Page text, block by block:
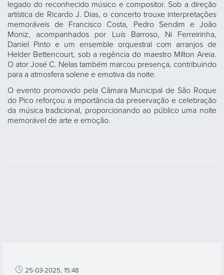
legado do reconhecido músico e compositor. Sob a direção
artística de Ricardo J. Dias, o concerto trouxe interpretações
memoráveis de Francisco Costa, Pedro Sendim e João
Moniz, acompanhados por Luís Barroso, Ni Ferreirinha,
Daniel Pinto e um ensemble orquestral com arranjos de
Helder Bettencourt, sob a regência do maestro Milton Areia.
O ator José C. Nelas também marcou presença, contribuindo
para a atmosfera solene e emotiva da noite.
O evento promovido pela Câmara Municipal de São Roque
do Pico reforçou a importância da preservação e celebração
da música tradicional, proporcionando ao público uma noite
memorável de arte e emoção.
25-03-2025, 15:48